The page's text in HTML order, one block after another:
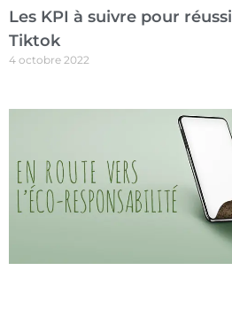
Les KPI à suivre pour
Tiktok
4 octobre 2022